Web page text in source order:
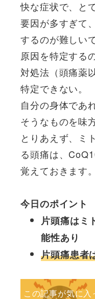
快な症状で、と
要因が多すぎて
するのが難しいで
原因を特定する
対処法（頭痛薬
特定できない。
自分の身体であ
そうなものを味
とりあえず、ミ
る頭痛は、
覚えておきます。
今日のポイント
片頭痛はミ
能性あり
片頭痛患者
この記事が気に